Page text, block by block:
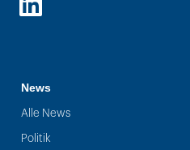
LinkedIn
News
Alle News
Politik